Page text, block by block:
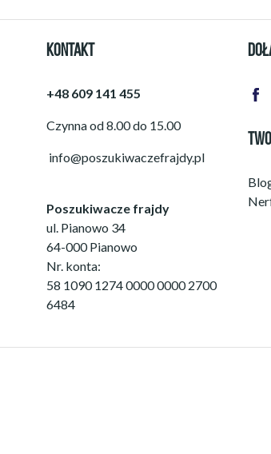
KONTAKT
+48 609 141 455
Czynna od 8.00 do 15.00
info@poszukiwaczefrajdy.pl
Poszukiwacze frajdy
ul. Pianowo 34
64-000 Pianowo
Nr. konta:
58 1090 1274 0000 0000 2700
6484